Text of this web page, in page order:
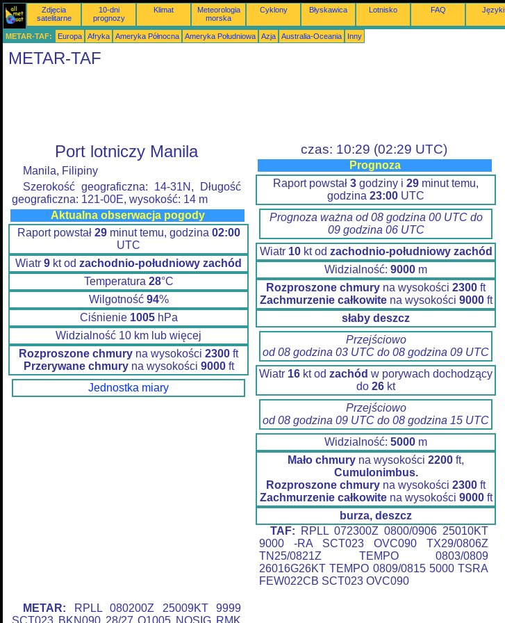
Zdjęcia
satelitarne
10-dni
prognozy
Klimat
Meteorologia
morska
Cyklony Błyskawica Lotnisko FAQ Języki
METAR-TAF: Europa Afryka Ameryka Północna Ameryka Południowa Azja Australia-Oceania Inny
METAR-TAF
Port lotniczy Manila
Manila, Filipiny
Szerokość geograficzna: 14-31N, Długość
geograficzna: 121-00E, wysokość: 14 m
Aktualna obserwacja pogody
Raport powstał 29minut temu, godzina 02:00
UTC
Wiatr 9 kt od zachodnio-południowy zachód
Temperatura 28°C
Wilgotność 94%
Ciśnienie 1005hPa
Widzialność 10 km lub więcej
Rozproszone chmury na wysokości 2300 ft
Przerywane chmuryna wysokości 9000ft
Jednostka miary
METAR: RPLL 080200Z 25009KT 9999
czas: 10:29 (02:29 UTC)
Prognoza
Raport powstał 3 godziny i 29 minut temu,
godzina 23:00 UTC
Prognoza ważna od 08 godzina 00 UTC do
09 godzina 06 UTC
Wiatr 10kt od zachodnio-południowy zachód
Widzialność: 9000 m
Rozproszone chmury na wysokości 2300 ft
Zachmurzenie całkowitena wysokości 9000ft
słaby deszcz
Przejściowo
od 08 godzina 03 UTC do 08 godzina 09 UTC
Wiatr 16 kt od zachód w porywach dochodzący
do 26 kt
Przejściowo
od 08 godzina 09 UTC do 08 godzina 15 UTC
Widzialność: 5000 m
Mało chmury na wysokości 2200 ft,
Cumulonimbus.
Rozproszone chmury na wysokości 2300 ft
Zachmurzenie całkowitena wysokości 9000ft
burza, deszcz
TAF: RPLL 072300Z 0800/0906 25010KT
9000 -RA SCT023 OVC090 TX29/0806Z
TN25/0821Z TEMPO 0803/0809
26016G26KT TEMPO 0809/0815 5000 TSRA
FEW022CB SCT023 OVC090